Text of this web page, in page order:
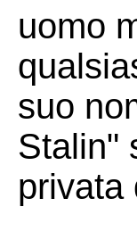
uomo
suo
Stalin"
privata